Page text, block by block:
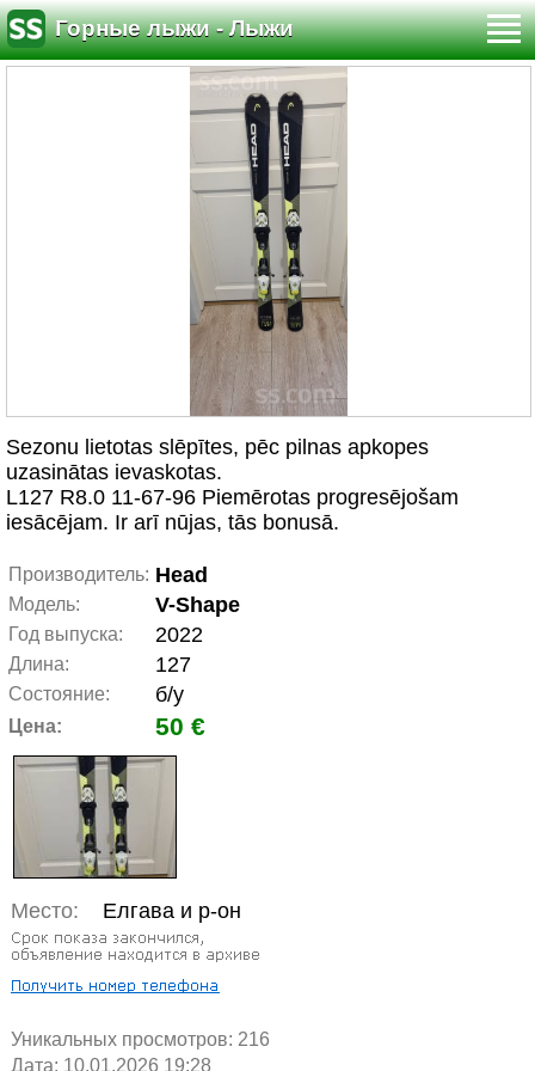
Горные лыжи - Лыжи
Sezonu lietotas slēpītes, pēc pilnas apkopes
uzasinātas ievaskotas.
L127 R8.0 11-67-96 Piemērotas progresējošam
iesācējam. Ir arī nūjas, tās bonusā.
Производитель: Head
Модель: V-Shape
Год выпуска: 2022
Длина: 127
Состояние: б/у
Цена: 50 €
Место: Елгава и р-он
Уникальных просмотров: 216
Дата: 10.01.2026 19:28